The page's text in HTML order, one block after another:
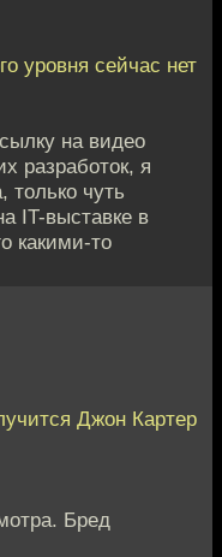
уровня сейчас нет
на видео
разработок, я
только чуть
IT-выставке в
какими-то
Джон Картер
Бред